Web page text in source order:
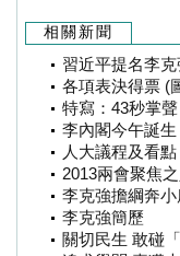
相關新聞
習近平提名李
各項表決得票 (
特寫：43秒掌
李內閣今午誕生
人大議程及看點
2013兩會聚焦
李克強擔綱奔小
李克強簡歷
關切民生 敢碰